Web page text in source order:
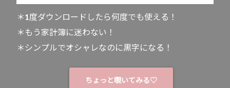
＊1度ダウンロードしたら何度でも使える！
＊もう家計簿に迷わない！
＊シンプルでオシャレなのに黒字になる！
ちょっと覗いてみる♡